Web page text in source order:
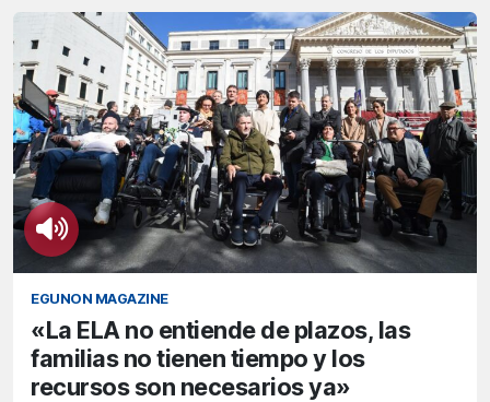
EGUNON MAGAZINE
«La ELA no entiende de plazos, las
familias no tienen tiempo y los
recursos son necesarios ya»